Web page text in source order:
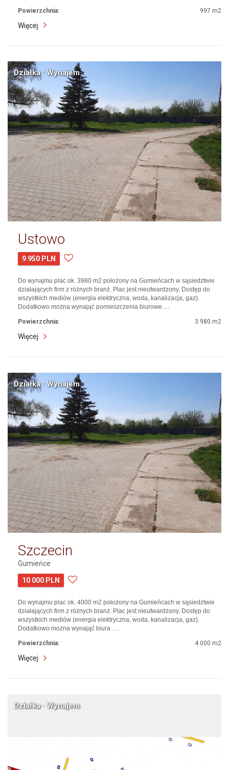
Powierzchnia: 997 m2
Więcej
Działka · Wynajem
Ustowo
9 950 PLN
Do wynajmu plac ok. 3980 m2 położony na Gumieńcach w sąsiedztwie
działających firm z różnych branż. Plac jest nieutwardzony. Dostęp do
wszystkich mediów (energia elektryczna, woda, kanalizacja, gaz).
Dodatkowo można wynająć pomieszczenia biurowe.…
Powierzchnia: 3 980 m2
Więcej
Działka · Wynajem
Szczecin
Gumieńce
10 000 PLN
Do wynajmu plac ok. 4000 m2 położony na Gumieńcach w sąsiedztwie
działających firm z różnych branż. Plac jest nieutwardzony. Dostęp do
wszystkich mediów (energia elektryczna, woda, kanalizacja, gaz).
Dodatkowo można wynająć biura .…
Powierzchnia: 4 000 m2
Więcej
Działka · Wynajem